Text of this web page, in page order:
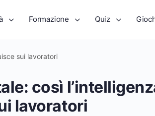
Formazione Quiz
sui lavoratori
così
lavoratori